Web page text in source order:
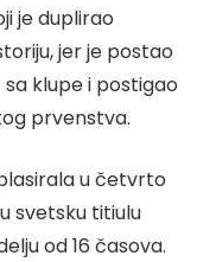
je duplirao
jer je postao
klupe i postigao
prvenstva.
u četvrto
svetsku titiulu
od 16 časova.